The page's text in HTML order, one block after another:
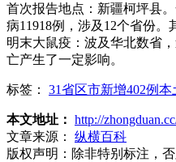
首次报告地点：新疆柯坪县
病11918例，涉及12个省份。
明末大鼠疫：波及华北数省
亡产生了一定影响。
标签： 31省区市新增402例本
本文地址： http://
文章来源：
纵横百科
版权声明： 除非特别标注，